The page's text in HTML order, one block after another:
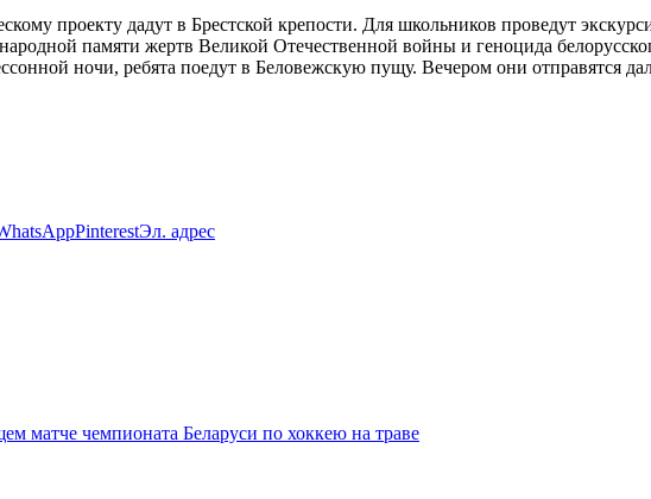
проекту дадут в Брестской крепости. Для школьников проведут
памяти жертв Великой Отечественной войны и геноцида
ночи, ребята поедут в Беловежскую пущу. Вечером они отправятся
PinterestЭл. адрес
матче чемпионата Беларуси по хоккею на траве